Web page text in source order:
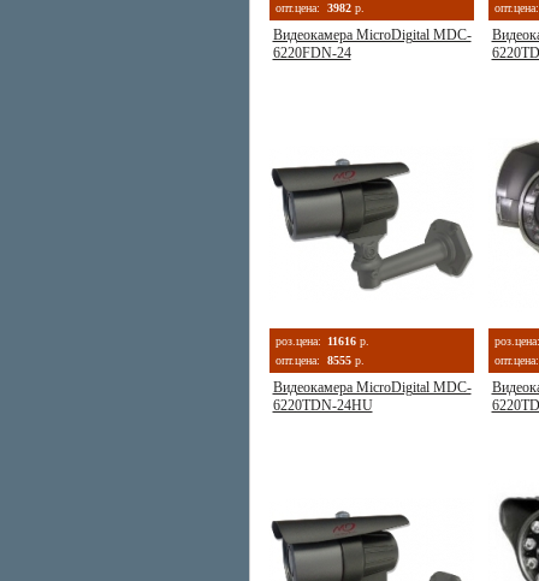
опт.цена:
3982 р.
Видеокамера MicroDigital MDC-
6220FDN-24
опт.цена:
роз.цена: 11616 р.
опт.цена:
8555 р.
Видеокамера MicroDigital MDC-
6220TDN-24НU
роз.цена:
опт.цена: